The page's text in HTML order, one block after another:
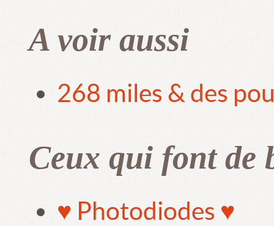
A voir aussi
268 miles & des
Ceux qui font de
♥ Photodiodes ♥